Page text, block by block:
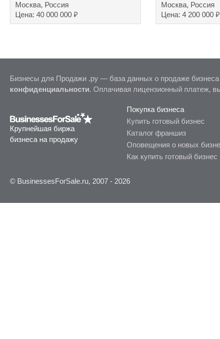
Москва, Россия
Цена: 40 000 000 ₽
Москва, Россия
Цена: 4 200 000₽
Бизнесы для Продажи .ру — база данных о продаже
конфиденциальности. Оплачивая лицензионный платеж,
Крупнейшая биржа
бизнеса на продажу
Покупка бизнеса
Купить готовый бизнес
Каталог франшиз
Оповещения о новых
Как купить готовый бизнес
© BusinessesForSale.ru, 2007 - 2026